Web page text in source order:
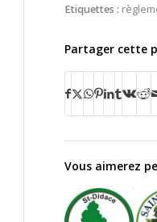
Etiquettes :
Partager cette
Vous aimerez